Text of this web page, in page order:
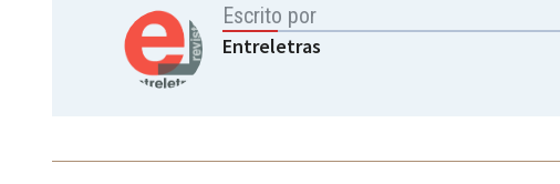
Escrito por
Entreletras